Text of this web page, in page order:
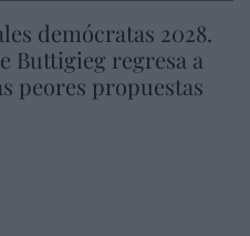
demócratas 2028.
Buttigieg regresa a
peores propuestas